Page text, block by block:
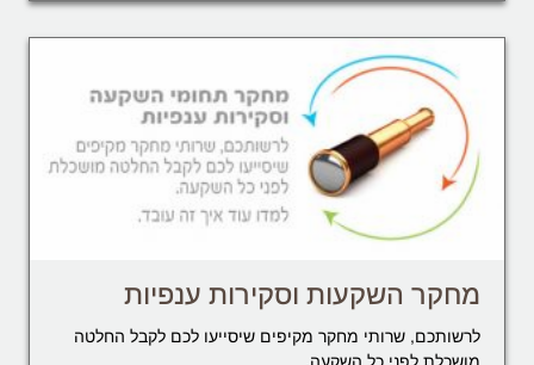
מחקר השקעות וסקירות ענפיות
לרשותכם, שרותי מחקר מקיפים שיסייעו לכם לקבל החלטה